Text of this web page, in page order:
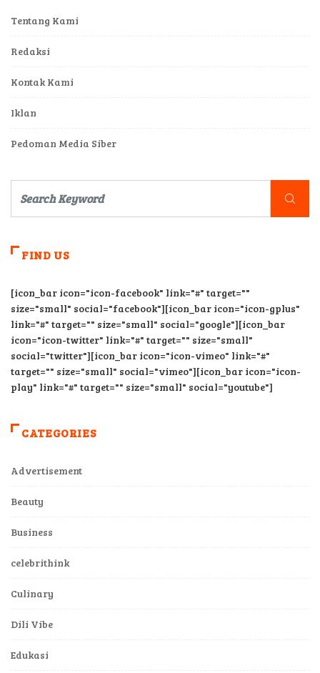
Tentang Kami
Redaksi
Kontak Kami
Iklan
Pedoman Media Siber
FIND US
[icon_bar icon="icon-facebook" link="#" target=""
size="small" social="facebook"][icon_bar icon="icon-gplus"
link="#" target="" size="small" social="google"][icon_bar
icon="icon-twitter" link="#" target="" size="small"
social="twitter"][icon_bar icon="icon-vimeo" link="#"
target="" size="small" social="vimeo"][icon_bar icon="icon-
play" link="#" target="" size="small" social="youtube"]
CATEGORIES
Advertisement
Beauty
Business
celebrithink
Culinary
Dili Vibe
Edukasi